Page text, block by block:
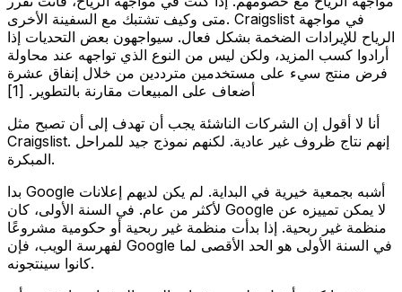
متى وكيف تشتبك مع السفينة الأخرى. Craigslist في مواجهة
الرياح للإيرادات الضخمة بشكل فعال. سيواجهون بعض التحديات إذا
أرادوا كسب المزيد، ولكن ليس من النوع الذي تواجهه عند محاولة
فرض منتج سيء على مستخدمين مترددين من خلال إنفاق عشرة
أضعاف على المبيعات مقارنة بالتطوير. [1]
أنا لا أقول إن الشركات الناشئة يجب أن تهدف إلى أن تصبح مثل
Craigslist. إنهم نتاج ظروف غير عادية. لكنهم نموذج جيد للمراحل
المبكرة.
بدا Google أشبه بجمعية خيرية في البداية. لم يكن لديهم إعلانات
لأكثر من عام. في السنة الأولى، كان Google لا يمكن تمييزه عن
منظمة غير ربحية. إذا بدأت منظمة غير ربحية أو حكومية مشروعًا
لفهرسة الويب، فإن Google في السنة الأولى هو الحد الأقصى لما
كانوا سينتجونه.